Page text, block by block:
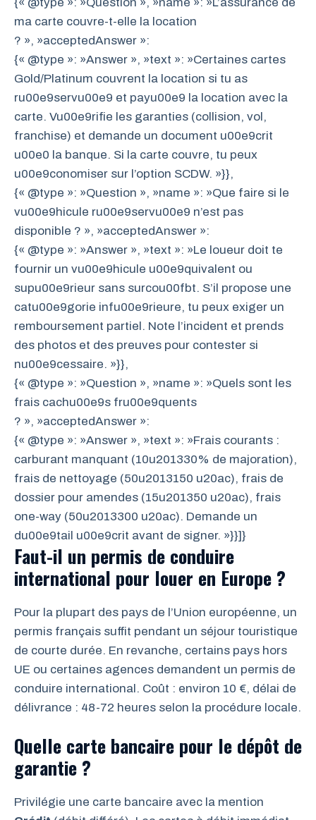
ma carte couvre-t-elle la location
? », »acceptedAnswer »:
{« @type »: »Answer », »text »: »Certaines cartes
Gold/Platinum couvrent la location si tu as
ru00e9servu00e9 et payu00e9 la location avec la
carte. Vu00e9rifie les garanties (collision, vol,
franchise) et demande un document u00e9crit
u00e0 la banque. Si la carte couvre, tu peux
u00e9conomiser sur l’option SCDW. »}},
{« @type »: »Question », »name »: »Que faire si le
vu00e9hicule ru00e9servu00e9 n’est pas
disponible ? », »acceptedAnswer »:
{« @type »: »Answer », »text »: »Le loueur doit te
fournir un vu00e9hicule u00e9quivalent ou
supu00e9rieur sans surcou00fbt. S’il propose une
catu00e9gorie infu00e9rieure, tu peux exiger un
remboursement partiel. Note l’incident et prends
des photos et des preuves pour contester si
nu00e9cessaire. »}},
{« @type »: »Question », »name »: »Quels sont les
frais cachu00e9s fru00e9quents
? », »acceptedAnswer »:
{« @type »: »Answer », »text »: »Frais courants :
carburant manquant (10u201330% de majoration),
frais de nettoyage (50u2013150 u20ac), frais de
dossier pour amendes (15u201350 u20ac), frais
one-way (50u2013300 u20ac). Demande un
du00e9tail u00e9crit avant de signer. »}}]}
Faut-il un permis de conduire
international pour louer en Europe ?
Pour la plupart des pays de l’Union européenne, un
permis français suffit pendant un séjour touristique
de courte durée. En revanche, certains pays hors
UE ou certaines agences demandent un permis de
conduire international. Coût : environ 10 €, délai de
délivrance : 48-72 heures selon la procédure locale.
Quelle carte bancaire pour le dépôt de
garantie ?
Privilégie une carte bancaire avec la mention